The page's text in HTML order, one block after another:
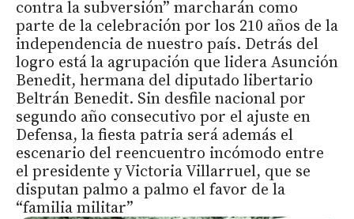
contra la subversión” marcharán como
parte de la celebración por los 210 años de la
independencia de nuestro país. Detrás del
logro está la agrupación que lidera Asunción
Benedit, hermana del diputado libertario
Beltrán Benedit. Sin desfile nacional por
segundo año consecutivo por el ajuste en
Defensa, la fiesta patria será además el
escenario del reencuentro incómodo entre
el presidente y Victoria Villarruel, que se
disputan palmo a palmo el favor de la
“familia militar”